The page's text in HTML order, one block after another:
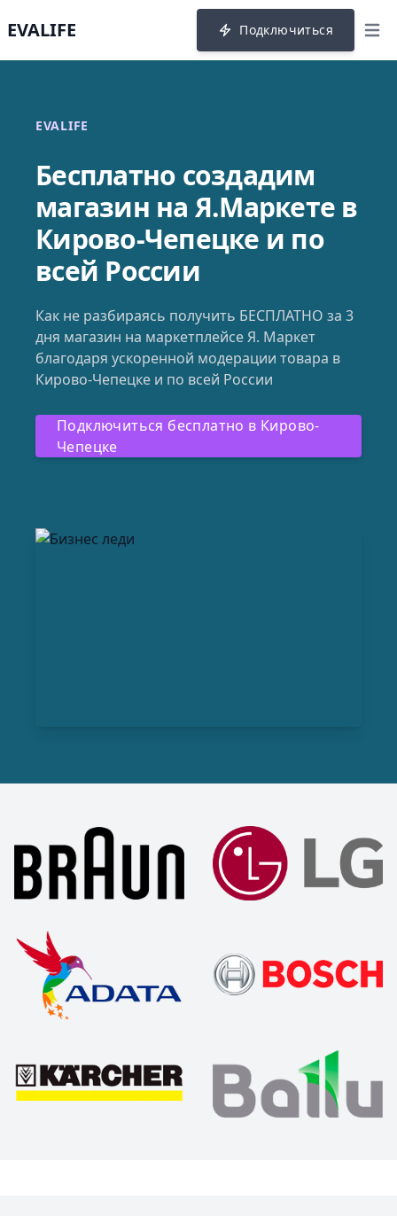
EVALIFE Подключиться menu
EVALIFE
Бесплатно создадим
магазин на Я.Маркете в
Кирово-Чепецке и по
всей России
Как не разбираясь получить БЕСПЛАТНО за 3
дня магазин на маркетплейсе Я. Маркет
благодаря ускоренной модерации товара в
Кирово-Чепецке и по всей России
Подключиться бесплатно в Кирово-
Чепецке